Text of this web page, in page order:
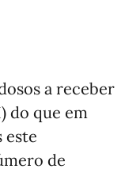
a receber
do que em
este
de